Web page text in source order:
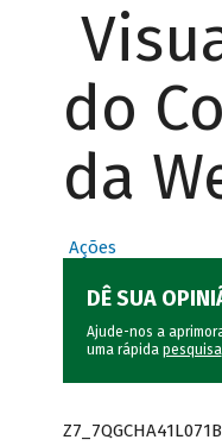
do
da
Ações
DÊ SUA
Ajude-nos a
uma rápida pesquisa